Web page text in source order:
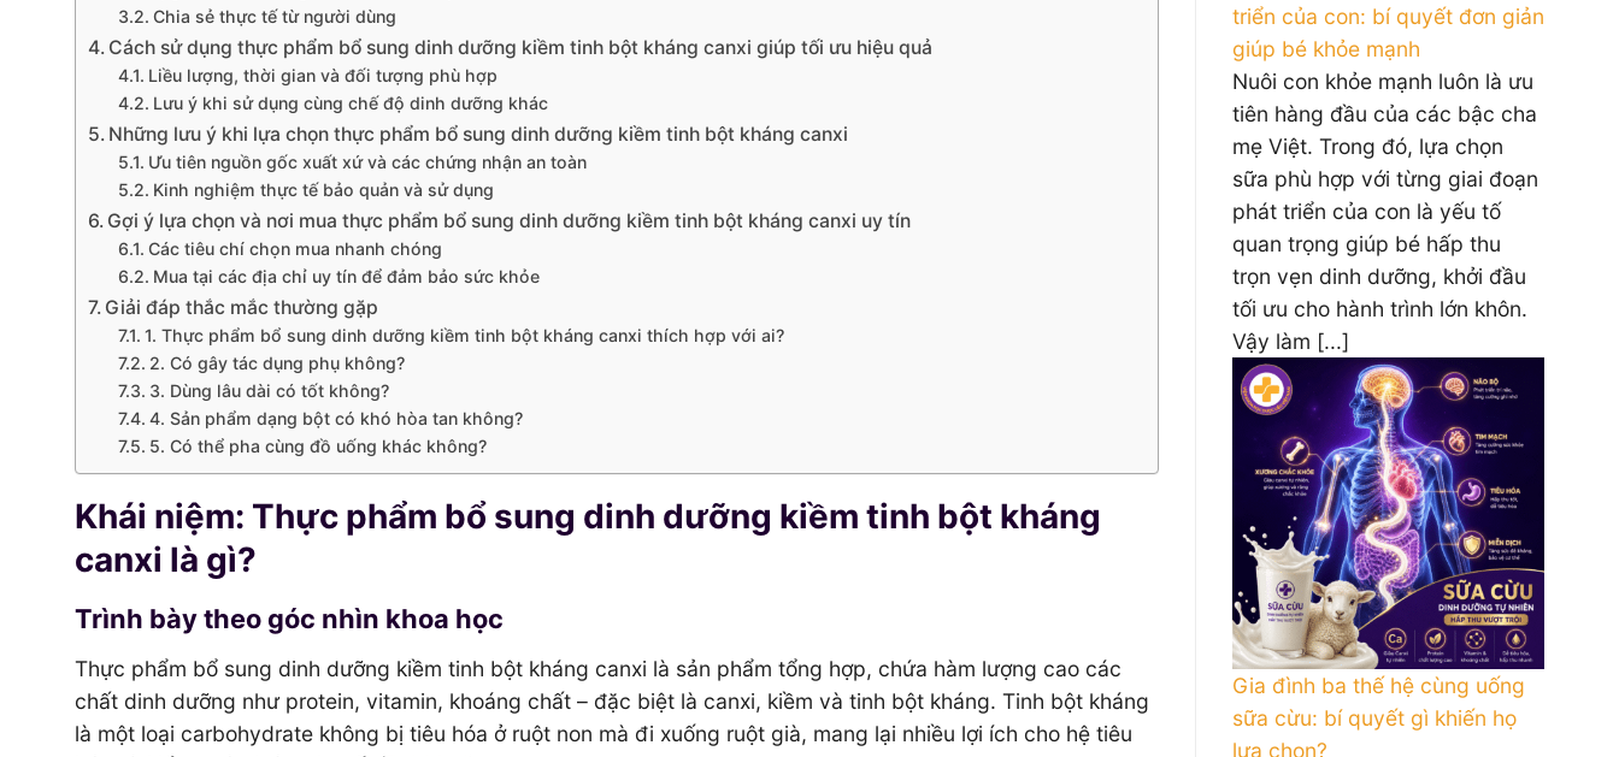
Chia sẻ thực tế từ người dùng
Cách sử dụng thực phẩm bổ sung dinh dưỡng kiềm tinh bột kháng canxi giúp tối ưu hiệu quả
Liều lượng, thời gian và đối tượng phù hợp
Lưu ý khi sử dụng cùng chế độ dinh dưỡng khác
Những lưu ý khi lựa chọn thực phẩm bổ sung dinh dưỡng kiềm tinh bột kháng canxi
Ưu tiên nguồn gốc xuất xứ và các chứng nhận an toàn
Kinh nghiệm thực tế bảo quản và sử dụng
Gợi ý lựa chọn và nơi mua thực phẩm bổ sung dinh dưỡng kiềm tinh bột kháng canxi uy tín
Các tiêu chí chọn mua nhanh chóng
Mua tại các địa chỉ uy tín để đảm bảo sức khỏe
Giải đáp thắc mắc thường gặp
1. Thực phẩm bổ sung dinh dưỡng kiềm tinh bột kháng canxi thích hợp với ai?
2. Có gây tác dụng phụ không?
3. Dùng lâu dài có tốt không?
4. Sản phẩm dạng bột có khó hòa tan không?
5. Có thể pha cùng đồ uống khác không?
Khái niệm: Thực phẩm bổ sung dinh dưỡng kiềm tinh bột kháng
canxi là gì?
Trình bày theo góc nhìn khoa học
Thực phẩm bổ sung dinh dưỡng kiềm tinh bột kháng canxi là sản phẩm tổng hợp, chứa hàm lượng cao các
chất dinh dưỡng như protein, vitamin, khoáng chất – đặc biệt là canxi, kiềm và tinh bột kháng. Tinh bột kháng
là một loại carbohydrate không bị tiêu hóa ở ruột non mà đi xuống ruột già, mang lại nhiều lợi ích cho hệ tiêu
triển của con: bí quyết đơn giản
giúp bé khỏe mạnh
Nuôi con khỏe mạnh luôn là ưu
tiên hàng đầu của các bậc cha
mẹ Việt. Trong đó, lựa chọn
sữa phù hợp với từng giai đoạn
phát triển của con là yếu tố
quan trọng giúp bé hấp thu
trọn vẹn dinh dưỡng, khởi đầu
tối ưu cho hành trình lớn khôn.
Vậy làm [...]
Gia đình ba thế hệ cùng uống
sữa cừu: bí quyết gì khiến họ
lựa chọn?